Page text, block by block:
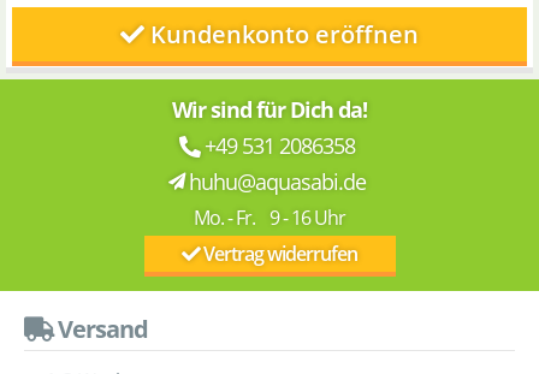
Kundenkonto eröffnen
Wir sind für Dich da!
+49 531 2086358
huhu@aquasabi.de
Mo. - Fr. 9 - 16 Uhr
Vertrag widerrufen
Versand